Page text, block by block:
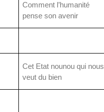
Comment l’humanité
pense son avenir
Cet Etat nounou qui nous
veut du bien